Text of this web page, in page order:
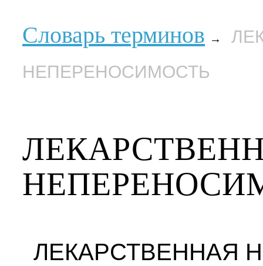
Словарь терминов →
НЕПЕРЕНОСИМОСТЬ
ЛЕКАРСТВЕННАЯ